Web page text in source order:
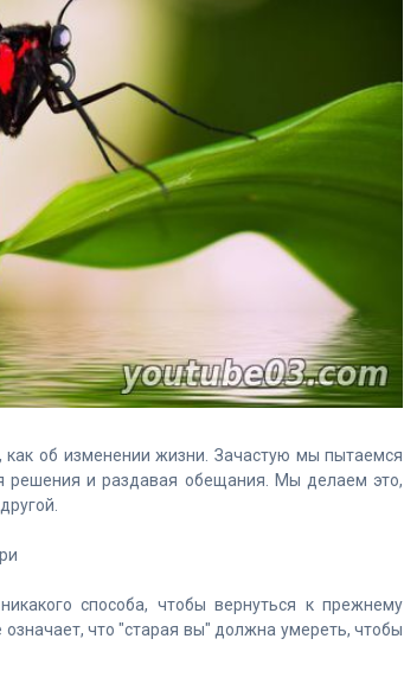
об изменении жизни. Зачастую мы пытаемся
решения и раздавая обещания. Мы делаем это,
способа, чтобы вернуться к прежнему
что "старая вы" должна умереть, чтобы